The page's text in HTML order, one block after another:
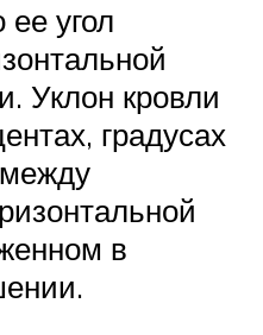
ее угол
Уклон кровли
градусах
в